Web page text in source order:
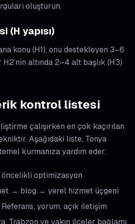
oluşturun.
(H yapısı)
konu (H1), onu destekleyen 3–6
altında 2–4 alt başlık (H3)
kontrol listesi
çalışırken en çok kaçırılan
Aşağıdaki liste, Tonya
kurmanıza yardım eder.
optimizasyon
→ blog → yerel hizmet üçgeni
Referans, yorum, açık iletişim
Trabzon ve yakın ilçeler bağlamı